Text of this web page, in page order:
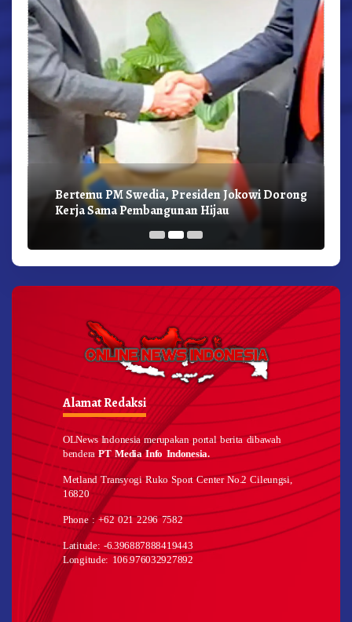
Bertemu PM Swedia, Presiden Jokowi Dorong
Kerja Sama Pembangunan Hijau
Alamat Redaksi
OLNews Indonesia merupakan portal berita dibawah
benderaPT Media Info Indonesia.
Metland Transyogi Ruko Sport Center No.2 Cileungsi,
16820
Phone : +62 021 2296 7582
Latitude: -6.396887888419443
Longitude: 106.976032927892